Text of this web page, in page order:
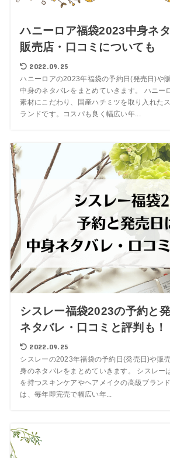
ハニーロア福袋2023中身ネ
販売店・口コミについても
2022.09.25
ハニーロアの2023年福袋の予約日(発売日)や
中身のネタバレをまとめていきます。 ハニー
素材にこだわり、国産ハチミツを取り入れた
ランドです。コスパも良く幅広い年...
シスレー福袋2023の予約と
ネタバレ・口コミと評判も！
2022.09.25
シスレーの2023年福袋の予約日(発売日)や販
身のネタバレをまとめていきます。 シスレー
を持つスキンケアやヘアメイクの高級ブラン
は、毎年即完売で幅広い年...